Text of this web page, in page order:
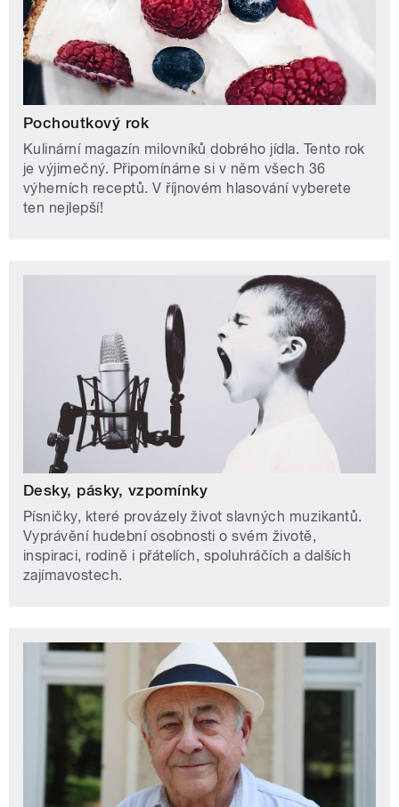
Pochoutkový rok
Kulinární magazín milovníků dobrého jídla. Tento rok
je výjimečný. Připomínáme si v něm všech 36
výherních receptů. V říjnovém hlasování vyberete
ten nejlepší!
Desky, pásky, vzpomínky
Písničky, které provázely život slavných muzikantů.
Vyprávění hudební osobnosti o svém životě,
inspiraci, rodině i přátelích, spoluhráčích a dalších
zajímavostech.